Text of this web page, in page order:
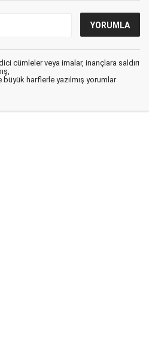
cümleler veya imalar, inançlara saldırı
harflerle yazılmış yorumlar